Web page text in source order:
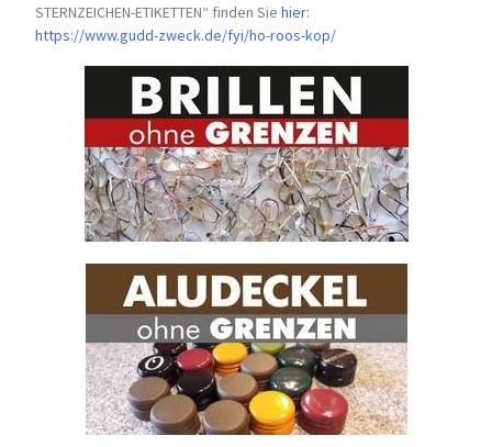
STERNZEICHEN-ETIKETTEN“ finden Siehier:
https://www.gudd-zweck.de/fyi/ho-roos-kop/